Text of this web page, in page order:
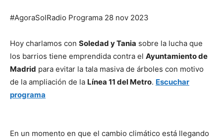
#AgoraSolRadio Programa 28 nov 2023
Hoy charlamos con Soledad y Tania sobre la lucha que
los barrios tiene emprendida contra el Ayuntamiento de
Madrid para evitar la tala masiva de árboles con motivo
de la ampliación de la Línea 11 del Metro. Escuchar
programa
En un momento en que el cambio climático está llegando